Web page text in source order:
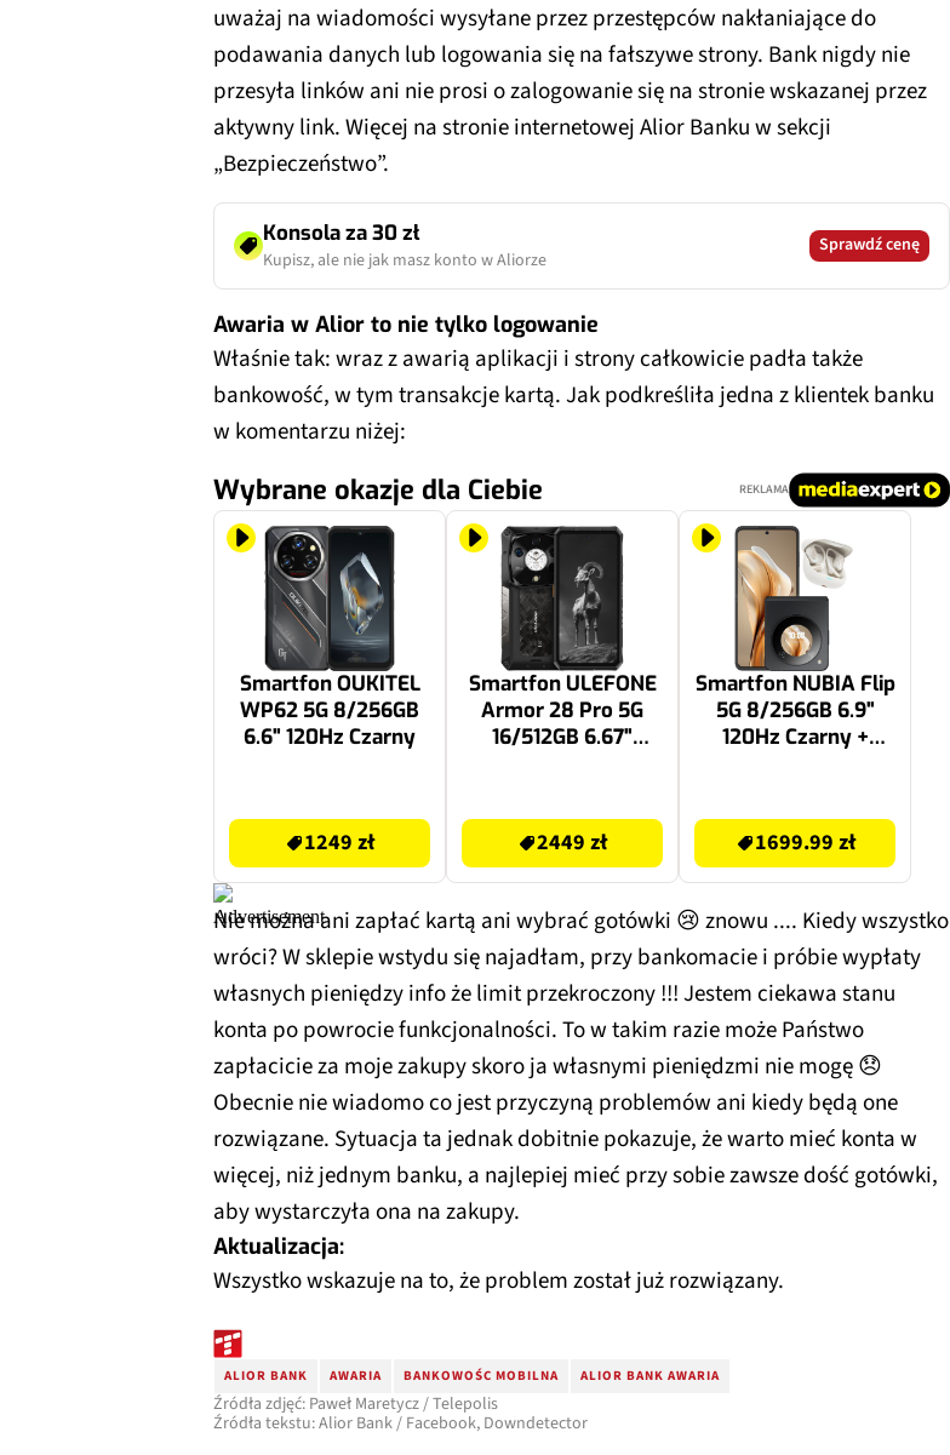
uważaj na wiadomości wysyłane przez przestępców nakłaniające do
podawania danych lub logowania się na fałszywe strony. Bank nigdy nie
przesyła linków ani nie prosi o zalogowanie się na stronie wskazanej przez
aktywny link. Więcej na stronie internetowej Alior Banku w sekcji
„Bezpieczeństwo”.
Konsola za 30 zł
Kupisz, ale nie jak masz konto w Aliorze
Sprawdź cenę
Awaria w Alior to nie tylko logowanie
Właśnie tak: wraz z awarią aplikacji i strony całkowicie padła także
bankowość, w tym transakcje kartą. Jak podkreśliła jedna z klientek banku
w komentarzu niżej:
Wybrane okazje dla Ciebie REKLAMA
Smartfon OUKITEL
WP62 5G 8/256GB
6.6" 120Hz Czarny
1249 zł
Smartfon ULEFONE
Armor 28 Pro 5G
16/512GB 6.67"
2449 zł
Smartfon NUBIA Flip
5G 8/256GB 6.9"
120Hz Czarny +
1699.99 zł
Nie można ani zapłać kartą ani wybrać gotówki 😢 znowu .... Kiedy wszystko
wróci? W sklepie wstydu się najadłam, przy bankomacie i próbie wypłaty
własnych pieniędzy info że limit przekroczony !!! Jestem ciekawa stanu
konta po powrocie funkcjonalności. To w takim razie może Państwo
zapłacicie za moje zakupy skoro ja własnymi pieniędzmi nie mogę 😞
Obecnie nie wiadomo co jest przyczyną problemów ani kiedy będą one
rozwiązane. Sytuacja ta jednak dobitnie pokazuje, że warto mieć konta w
więcej, niż jednym banku, a najlepiej mieć przy sobie zawsze dość gotówki,
aby wystarczyła ona na zakupy.
Aktualizacja:
Wszystko wskazuje na to, że problem został już rozwiązany.
ALIOR BANK AWARIA BANKOWOŚC MOBILNA ALIOR BANK AWARIA
Źródła zdjęć: Paweł Maretycz / Telepolis
Źródła tekstu: Alior Bank / Facebook, Downdetector